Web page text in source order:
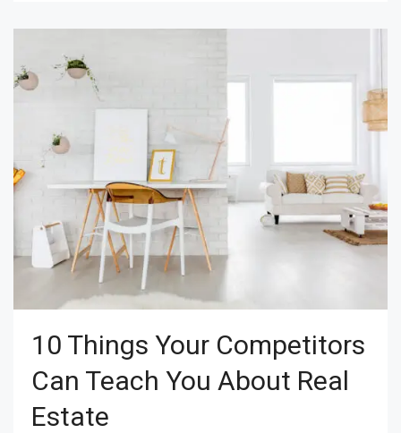
10 Things Your Competitors
Can Teach You About Real
Estate